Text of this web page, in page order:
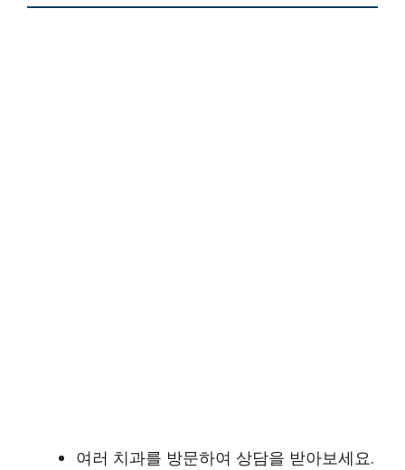
여러 치과를 방문하여 상담을 받아보세요.